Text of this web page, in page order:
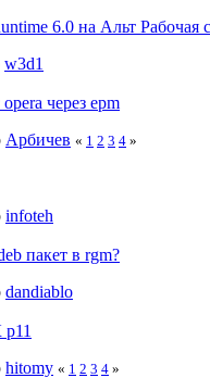
6.0 на Альт Рабочая
w3d1
через epm
Арбичев « 1 2 3 4 »
infoteh
пакет в rgm?
dandiablo
hitomy « 1 2 3 4 »